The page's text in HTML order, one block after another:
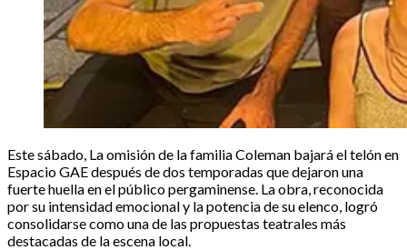
Este sábado, La omisión de la familia Coleman bajará el telón en
Espacio GAE después de dos temporadas que dejaron una
fuerte huella en el público pergaminense. La obra, reconocida
por su intensidad emocional y la potencia de su elenco, logró
consolidarse como una de las propuestas teatrales más
destacadas de la escena local.